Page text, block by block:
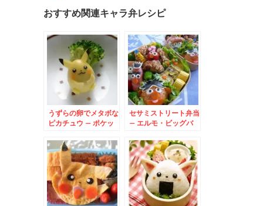
おすすめ関連キャラ弁レシピ
うずらの卵でメタボな
ピカチュウ – ポケッ
セサミストリート弁当
– エルモ・ビッグバ
ニー・バード大集合